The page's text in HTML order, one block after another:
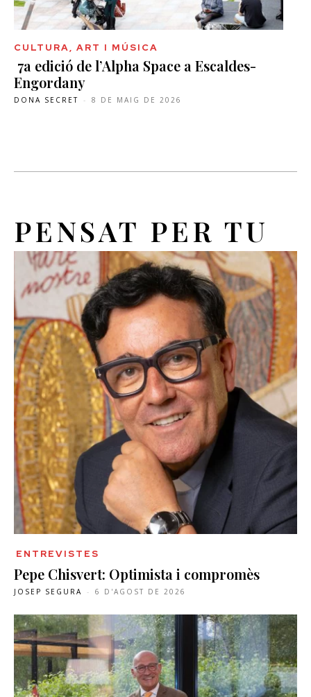
CULTURA, ART I MÚSICA
7a edició de l’Alpha Space a Escaldes-
Engordany
DONA SECRET - 8 DE MAIG DE 2026
PENSAT PER TU
ENTREVISTES
Pepe Chisvert: Optimista i compromès
JOSEP SEGURA - 6 D'AGOST DE 2026